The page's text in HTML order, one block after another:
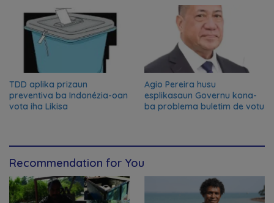
TDD aplika prizaun
preventiva ba Indonézia-oan
vota iha Likisa
Agio Pereira husu
esplikasaun Governu kona-
ba problema buletim de votu
Recommendation for You